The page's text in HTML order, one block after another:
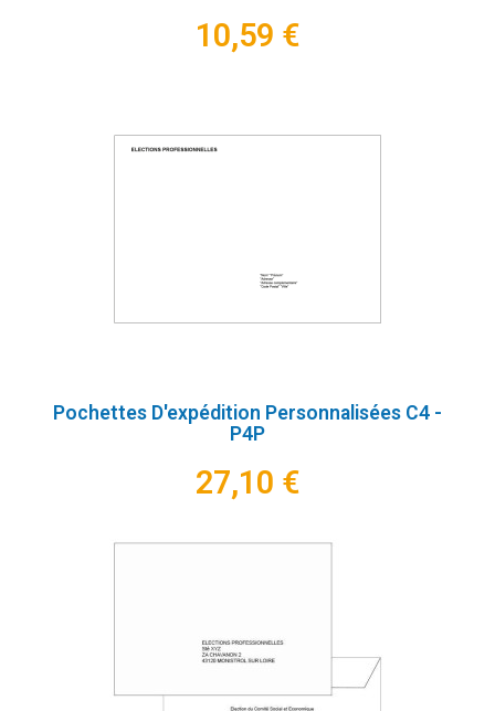
10,59 €
Pochettes D'expédition Personnalisées C4 -
P4P
27,10 €